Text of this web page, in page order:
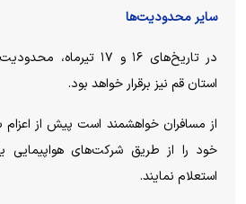
سایر محدودیت‌ها
در تاریخ‌های ۱۶ و ۱۷
استان قم نیز برقرار خواهد بود.
از مسافران خواهشمند است پیش از اعزام
خود را از طریق شرکت‌های هواپیمایی یا
استعلام نمایند.